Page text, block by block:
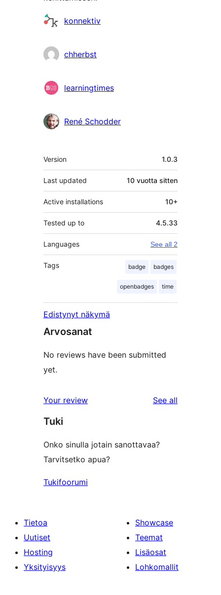
Avustajatkonnektiv
chherbst
learningtimes
René Schodder
Metatiedot
Version 1.0.3
Last updated 10 vuotta sitten
Active installations 10+
Tested up to 4.5.33
Languages See all 2
Tags badge badges
openbadges time
Edistynyt näkymä
Arvosanat
No reviews have been submitted
yet.
Your review See all
Tuki
Onko sinulla jotain sanottavaa?
Tarvitsetko apua?
Tukifoorumi
Tietoa
Uutiset
Hosting
Yksityisyys
Showcase
Teemat
Lisäosat
Lohkomallit